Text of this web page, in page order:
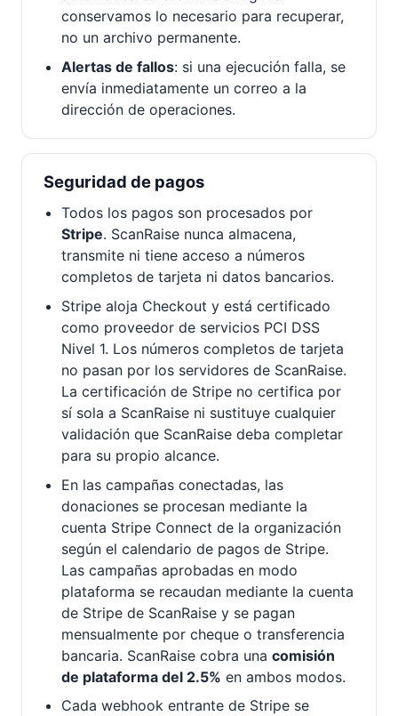
conservamos lo necesario para recuperar,
no un archivo permanente.
Alertas de fallos: si una ejecución falla, se
envía inmediatamente un correo a la
dirección de operaciones.
Seguridad de pagos
Todos los pagos son procesados por
Stripe. ScanRaise nunca almacena,
transmite ni tiene acceso a números
completos de tarjeta ni datos bancarios.
Stripe aloja Checkout y está certificado
como proveedor de servicios PCI DSS
Nivel 1. Los números completos de tarjeta
no pasan por los servidores de ScanRaise.
La certificación de Stripe no certifica por
sí sola a ScanRaise ni sustituye cualquier
validación que ScanRaise deba completar
para su propio alcance.
En las campañas conectadas, las
donaciones se procesan mediante la
cuenta Stripe Connect de la organización
según el calendario de pagos de Stripe.
Las campañas aprobadas en modo
plataforma se recaudan mediante la cuenta
de Stripe de ScanRaise y se pagan
mensualmente por cheque o transferencia
bancaria. ScanRaise cobra una comisión
de plataforma del 2.5% en ambos modos.
Cada webhook entrante de Stripe se